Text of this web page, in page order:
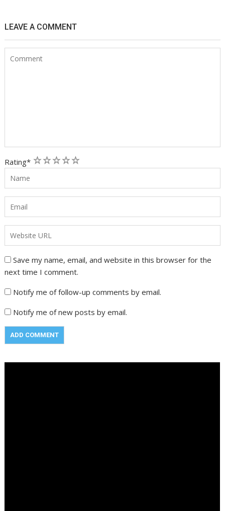
LEAVE A COMMENT
Rating* 5
4
3
2
1
Save my name, email, and website in this browser for the
next time I comment.
Notify me of follow-up comments by email.
Notify me of new posts by email.